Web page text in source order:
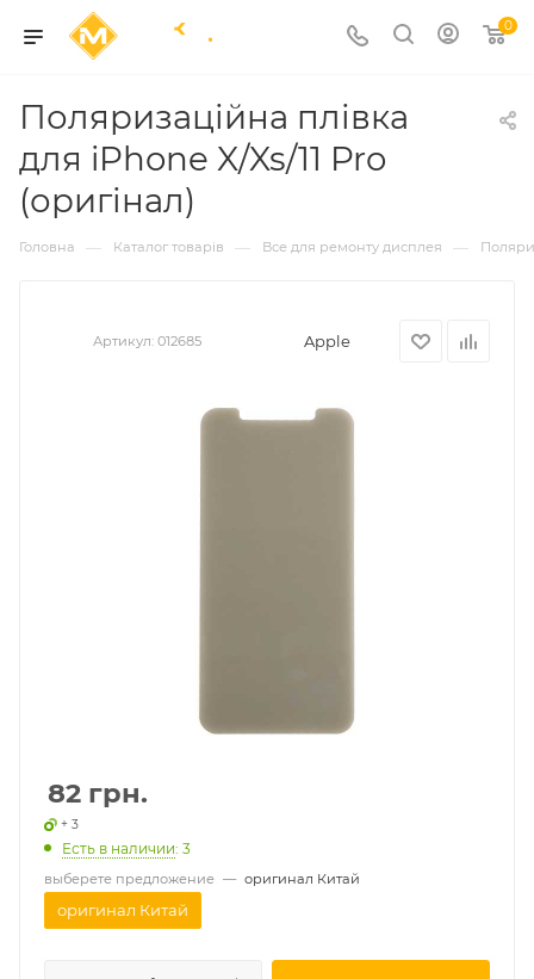
0
Поляризаційна плівка
для iPhone X/Xs/11 Pro
(оригінал)
Головна — Каталог товарів — Все для ремонту дисплея —
Артикул: 012685 Apple
82 грн.
+ 3
Есть в наличии: 3
выберете предложение — оригинал Китай
оригинал Китай